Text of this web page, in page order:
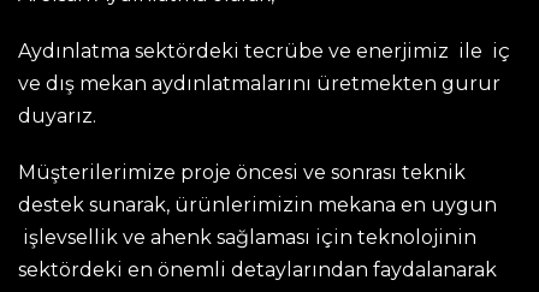
Aydınlatma sektördeki tecrübe ve enerjimiz ile iç
ve dış mekan aydınlatmalarını üretmekten gurur
duyarız.
Müşterilerimize proje öncesi ve sonrası teknik
destek sunarak, ürünlerimizin mekana en uygun
işlevsellik ve ahenk sağlaması için teknolojinin
sektördeki en önemli detaylarından faydalanarak